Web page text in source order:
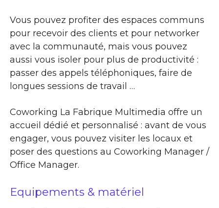
Vous pouvez profiter des espaces communs
pour recevoir des clients et pour networker
avec la communauté, mais vous pouvez
aussi vous isoler pour plus de productivité :
passer des appels téléphoniques, faire de
longues sessions de travail …
Coworking La Fabrique Multimedia offre un
accueil dédié et personnalisé : avant de vous
engager, vous pouvez visiter les locaux et
poser des questions au Coworking Manager /
Office Manager.
Equipements & matériel